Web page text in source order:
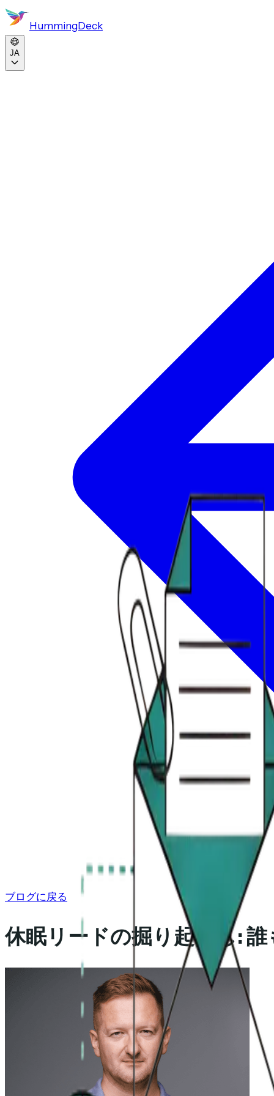
HummingDeck
JA
ブログに戻る
休眠リードの掘り起こし: